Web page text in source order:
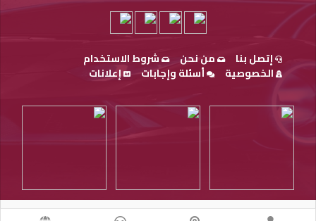
إتصل بنا من نحن
شروط الاستخدام
الخصوصية
أسئلة وإجابات إعلانات